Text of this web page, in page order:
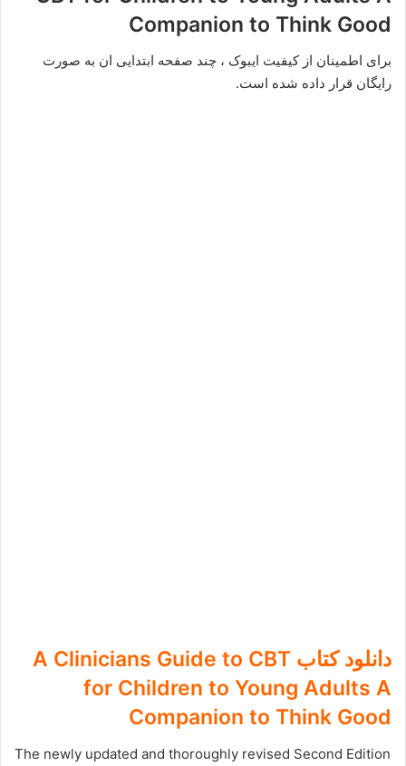
Companion to Think Good
برای اطمینان از کیفیت ایبوک ، چند صفحه ابتدایی ان به صورت
رایگان قرار داده شده است.
دانلود کتاب A Clinicians Guide to CBT
for Children to Young Adults A
Companion to Think Good
The newly updated and thoroughly revised Second Edition